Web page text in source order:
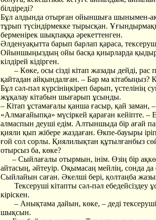
білдіреді?
Бұл алдында отырған ойыншыға шынымен-
тұрып түсіндірмекке тырысқан.
берменірек шықпаққа әрекеттенген.
Әлденуақытта барып барлап қараса,
Ойыншыңыздың ойы басқа қиырларда
кілдірей кідірген.
– Көке, осы сізді кітап жазады дейді, рас
қайтадан айқындалған. – Бар ма кітабыңыз?
Бұл сәл-пәл күрсініңкіреп барып,
жұқалау кітабын шығарып ұсынды.
– Кітап ұстамағалы қанша ғасыр, қай заман, –
«Алмағайыпқа» мүсіркей қараған кейіпте. –
алмаспын деуші едім. Алтыншыда бір ағай
қияли қып жібере жаздаған. Өкпе-бауыры
ғой сол сорлы. Қиялилықтан құтылғанбыз
отырсыз ба, көке?
– Сыйлағалы отырмын, інім. Өзің бір
айтасың, әйтеуір. Оқымасаң мейлің, сонда
Сыйлайын саған. Әкелші бері, қолтаңба
Тексеруші кітапты сәл-пәл ебедейсіздеу
кіріскен.
– Анықтама дайын, көке, – деді
шықсын.